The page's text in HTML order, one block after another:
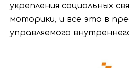
укрепления социальных
моторики, и все это в
управляемого